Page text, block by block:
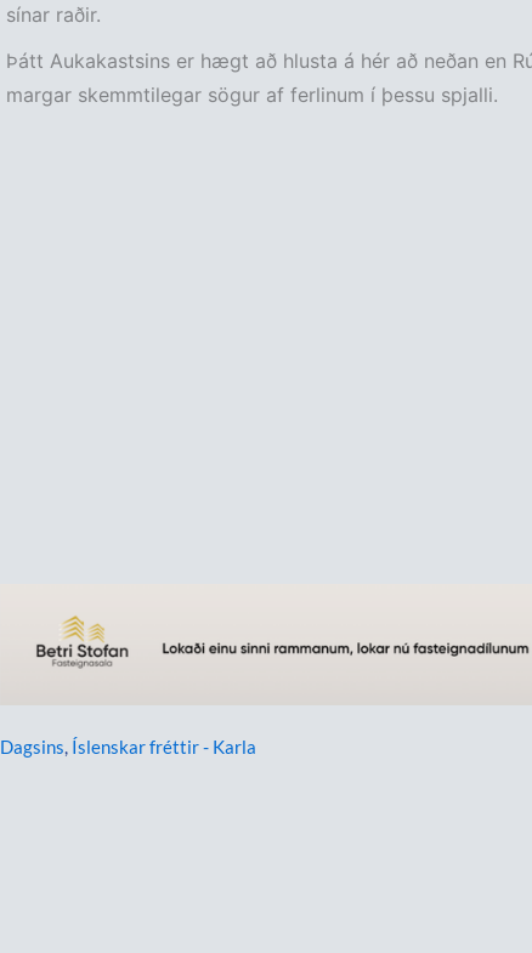
sínar raðir.
Þátt Aukakastsins er hægt að hlusta á hér að neðan en
margar skemmtilegar sögur af ferlinum í þessu spjalli.
Dagsins, Íslenskar fréttir - Karla